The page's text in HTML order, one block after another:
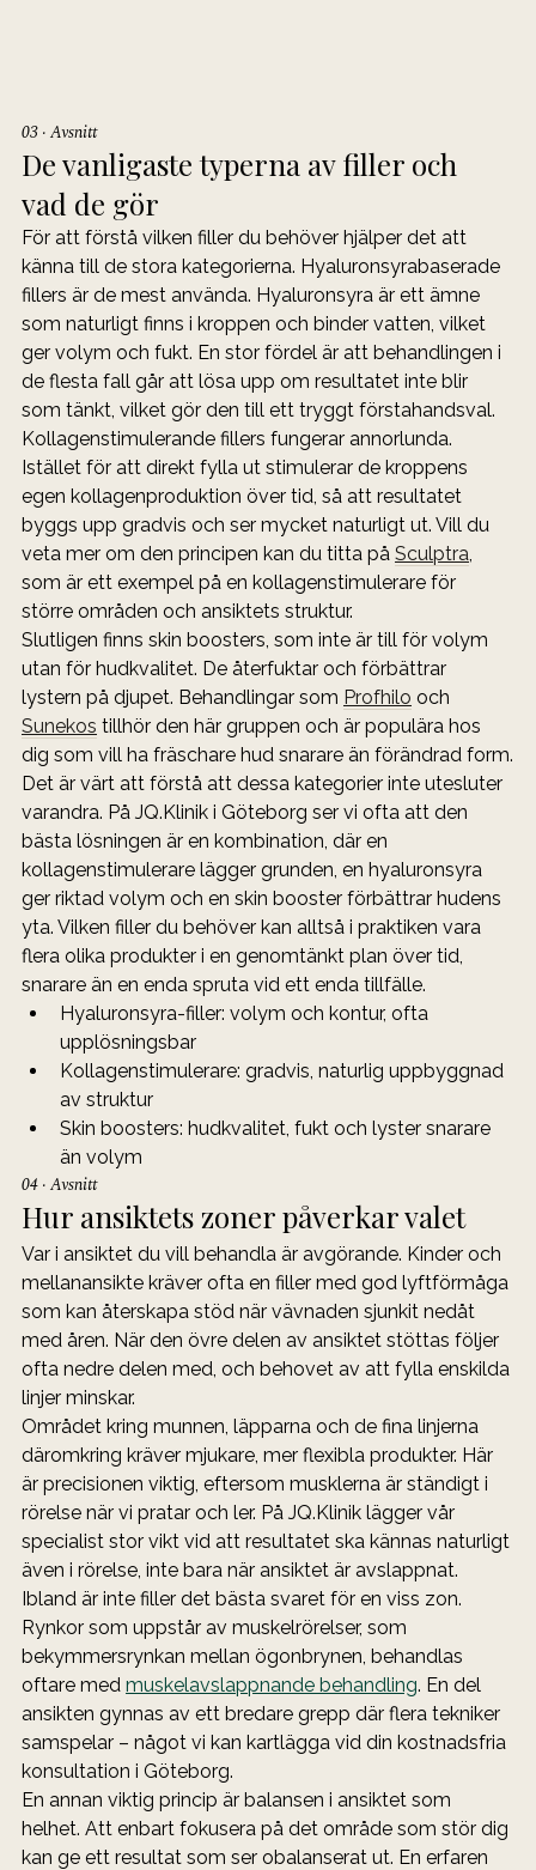
03 · Avsnitt
De vanligaste typerna av filler och
vad de gör
För att förstå vilken filler du behöver hjälper det att
känna till de stora kategorierna. Hyaluronsyrabaserade
fillers är de mest använda. Hyaluronsyra är ett ämne
som naturligt finns i kroppen och binder vatten, vilket
ger volym och fukt. En stor fördel är att behandlingen i
de flesta fall går att lösa upp om resultatet inte blir
som tänkt, vilket gör den till ett tryggt förstahandsval.
Kollagenstimulerande fillers fungerar annorlunda.
Istället för att direkt fylla ut stimulerar de kroppens
egen kollagenproduktion över tid, så att resultatet
byggs upp gradvis och ser mycket naturligt ut. Vill du
veta mer om den principen kan du titta på Sculptra
som är ett exempel på en kollagenstimulerare för
större områden och ansiktets struktur.
Slutligen finns skin boosters, som inte är till för volym
utan för hudkvalitet. De återfuktar och förbättrar
lystern på djupet. Behandlingar som Profhilo och
Sunekos tillhör den här gruppen och är populära hos
dig som vill ha fräschare hud snarare än förändrad form.
Det är värt att förstå att dessa kategorier inte utesluter
varandra. På JQ.Klinik i Göteborg ser vi ofta att den
bästa lösningen är en kombination, där en
kollagenstimulerare lägger grunden, en hyaluronsyra
ger riktad volym och en skin booster förbättrar hudens
yta. Vilken filler du behöver kan alltså i praktiken vara
flera olika produkter i en genomtänkt plan över tid,
snarare än en enda spruta vid ett enda tillfälle.
Hyaluronsyra-filler: volym och kontur, ofta
upplösningsbar
Kollagenstimulerare: gradvis, naturlig uppbyggnad
av struktur
Skin boosters: hudkvalitet, fukt och lyster snarare
än volym
04 · Avsnitt
Hur ansiktets zoner påverkar valet
Var i ansiktet du vill behandla är avgörande. Kinder och
mellanansikte kräver ofta en filler med god lyftförmåga
som kan återskapa stöd när vävnaden sjunkit nedåt
med åren. När den övre delen av ansiktet stöttas följer
ofta nedre delen med, och behovet av att fylla enskilda
linjer minskar.
Området kring munnen, läpparna och de fina linjerna
däromkring kräver mjukare, mer flexibla produkter. Här
är precisionen viktig, eftersom musklerna är ständigt i
rörelse när vi pratar och ler. På JQ.Klinik lägger vår
specialist stor vikt vid att resultatet ska kännas naturligt
även i rörelse, inte bara när ansiktet är avslappnat.
Ibland är inte filler det bästa svaret för en viss zon.
Rynkor som uppstår av muskelrörelser, som
bekymmersrynkan mellan ögonbrynen, behandlas
oftare med muskelavslappnande behandling. En del
ansikten gynnas av ett bredare grepp där flera tekniker
samspelar – något vi kan kartlägga vid din kostnadsfria
konsultation i Göteborg.
En annan viktig princip är balansen i ansiktet som
helhet. Att enbart fokusera på det område som stör dig
kan ge ett resultat som ser obalanserat ut. En erfaren